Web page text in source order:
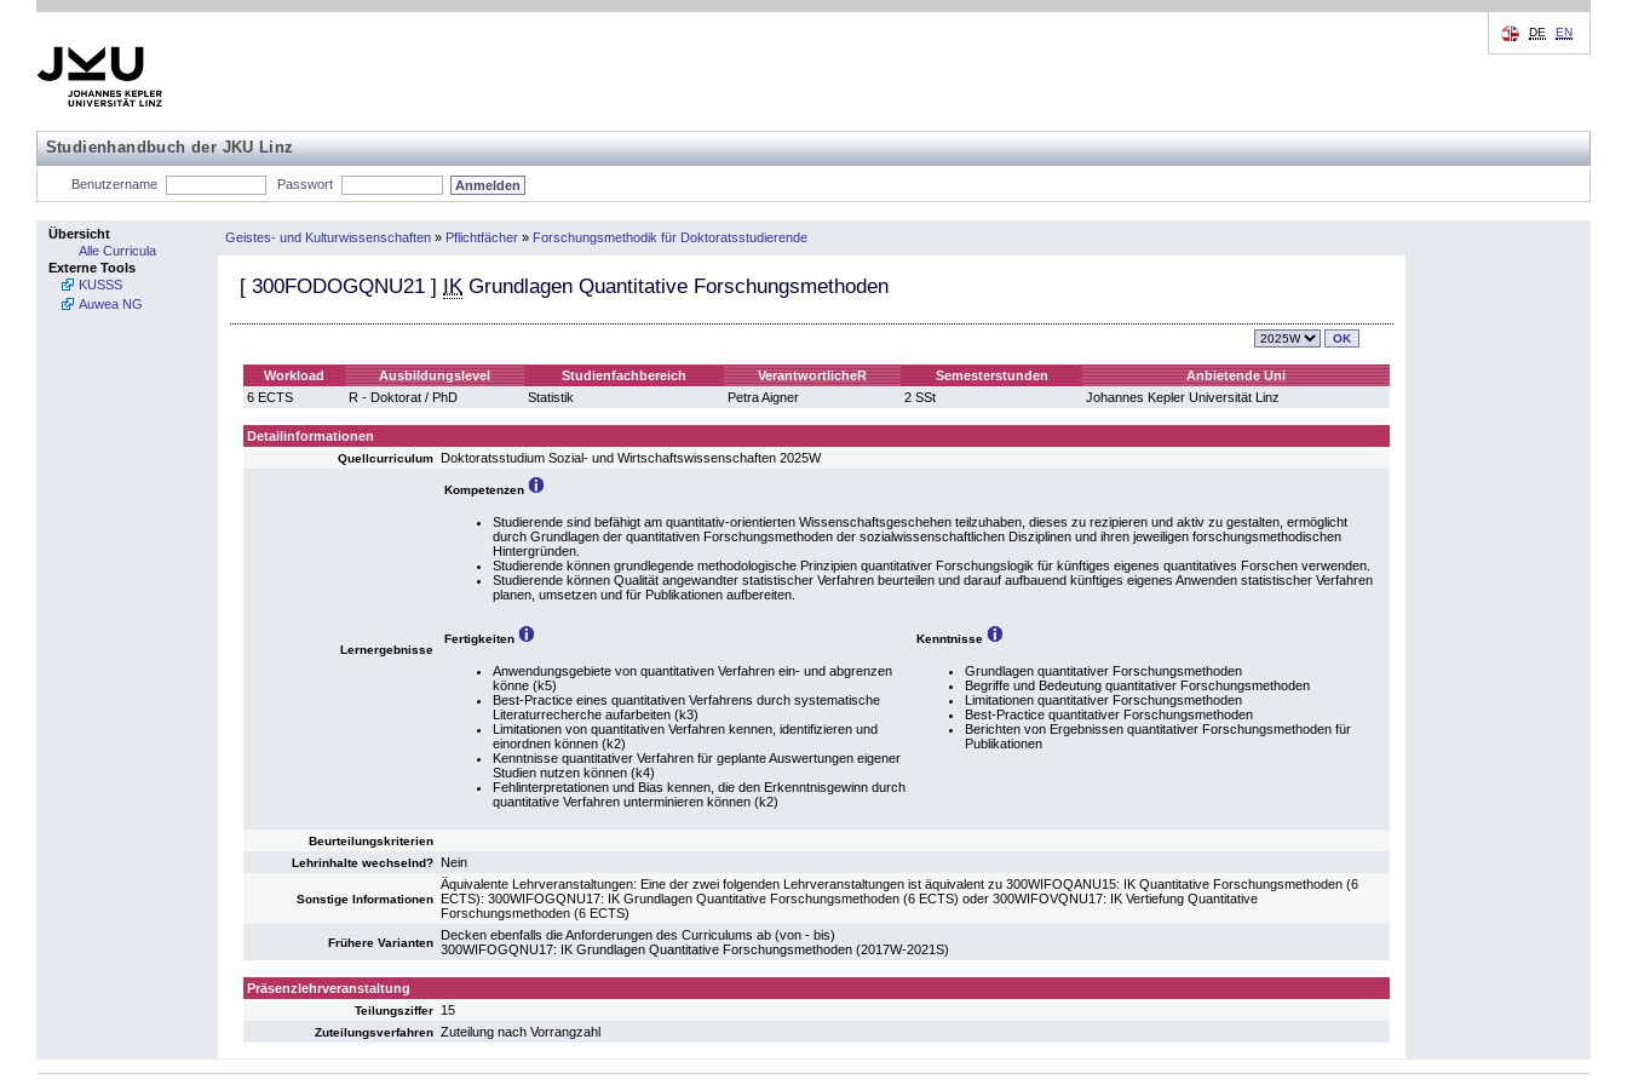
Studienhandbuch der JKU Linz
DE EN
Benutzername Passwort
Übersicht
Alle Curricula
Externe Tools
KUSSS
Auwea NG
Geistes- und Kulturwissenschaften » Pflichtfächer » Forschungsmethodik für Doktoratsstudierende
[ 300FODOGQNU21 ] IK Grundlagen Quantitative Forschungsmethoden
Workload Ausbildungslevel Studienfachbereich VerantwortlicheR Semesterstunden
Anbietende Uni
6 ECTS
R - Doktorat / PhD Statistik Petra Aigner 2 SSt Johannes Kepler Universität Linz
Detailinformationen
Quellcurriculum Doktoratsstudium Sozial- und Wirtschaftswissenschaften 2025W
Lernergebnisse
Kompetenzen
Studierende sind befähigt am quantitativ-orientierten Wissenschaftsgeschehen teilzuhaben, dieses zu rezipieren und aktiv zu gestalten, ermöglicht
durch Grundlagen der quantitativen Forschungsmethoden der sozialwissenschaftlichen Disziplinen und ihren jeweiligen forschungsmethodischen
Hintergründen.
Studierende können grundlegende methodologische Prinzipien quantitativer Forschungslogik für künftiges eigenes quantitatives Forschen verwenden.
Studierende können Qualität angewandter statistischer Verfahren beurteilen und darauf aufbauend künftiges eigenes Anwenden statistischer Verfahren
planen, umsetzen und für Publikationen aufbereiten.
Fertigkeiten Kenntnisse
Anwendungsgebiete von quantitativen Verfahren ein- und abgrenzen
könne (k5)
Best-Practice eines quantitativen Verfahrens durch systematische
Literaturrecherche aufarbeiten (k3)
Limitationen von quantitativen Verfahren kennen, identifizieren und
einordnen können (k2)
Kenntnisse quantitativer Verfahren für geplante Auswertungen eigener
Studien nutzen können (k4)
Fehlinterpretationen und Bias kennen, die den Erkenntnisgewinn durch
quantitative Verfahren unterminieren können (k2)
Grundlagen quantitativer Forschungsmethoden
Begriffe und Bedeutung quantitativer Forschungsmethoden
Limitationen quantitativer Forschungsmethoden
Best-Practice quantitativer Forschungsmethoden
Berichten von Ergebnissen quantitativer Forschungsmethoden für
Publikationen
Beurteilungskriterien
Lehrinhalte wechselnd?
Nein
Sonstige Informationen
Äquivalente Lehrveranstaltungen: Eine der zwei folgenden Lehrveranstaltungen ist äquivalent zu 300WIFOQANU15: IK Quantitative Forschungsmethoden (6
ECTS): 300WIFOGQNU17: IK Grundlagen Quantitative Forschungsmethoden (6 ECTS) oder 300WIFOVQNU17: IK Vertiefung Quantitative
Forschungsmethoden (6 ECTS)
Frühere Varianten
Decken ebenfalls die Anforderungen des Curriculums ab (von - bis)
300WIFOGQNU17: IK Grundlagen Quantitative Forschungsmethoden (2017W-2021S)
Präsenzlehrveranstaltung
Teilungsziffer 15
Zuteilungsverfahren Zuteilung nach Vorrangzahl